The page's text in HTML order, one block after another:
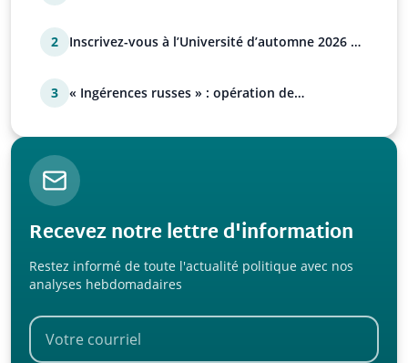
2
Inscrivez-vous à l’Université d’automne 2026 de
3
« Ingérences russes » : opération de
Recevez notre lettre d'information
Restez informé de toute l'actualité politique avec nos
analyses hebdomadaires